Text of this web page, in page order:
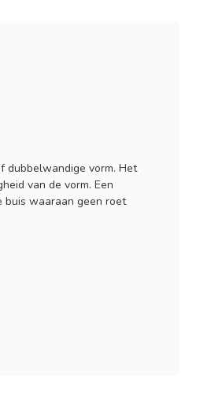
dubbelwandige vorm. Het
van de vorm. Een
buis waaraan geen roet